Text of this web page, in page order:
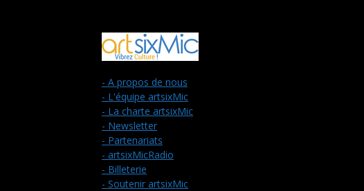
- A propos de nous
- L'équipe artsixMic
- La charte artsixMic
- Newsletter
- Partenariats
- artsixMicRadio
- Billeterie
- Soutenir artsixMic